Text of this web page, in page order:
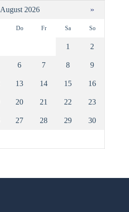
August 2026 »
Do Fr Sa So
1 2
6 7 8 9
13 14 15 16
20 21 22 23
27 28 29 30